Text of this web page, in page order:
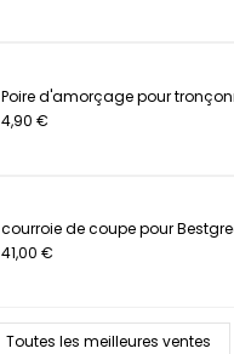
Poire d'amorçage pour
4,90 €
courroie de coupe pour
41,00 €
Toutes les meilleures ventes